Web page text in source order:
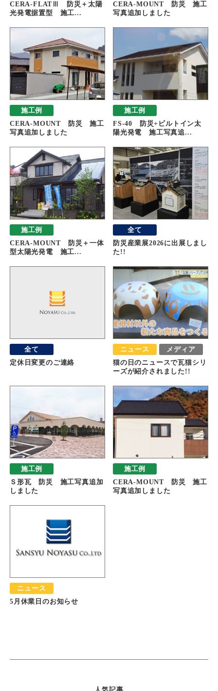
CERA-FLATⅢ 防災＋太陽
光発電据置型 施工...
CERA-MOUNT 防災 施工
写真追加しました
施工例
CERA-MOUNT 防災 施工
写真追加しました
施工例
FS-40 防災+ビルトイン太
陽光発電 施工写真追...
施工例
CERA-MOUNT 防災＋一体
型太陽光発電 施工...
全て
防災産業展2026に出展しまし
た!!
全て
定休日変更のご連絡
ニュース メディア
猫の日のニュースで瓦猫シリ
ーズが紹介されました!!
施工例
Ｓ形瓦 防災 施工写真追加
しました
施工例
CERA-MOUNT 防災 施工
写真追加しました
ニュース
5月休業日のお知らせ